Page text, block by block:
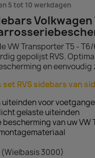
5 tot 10 werkdagen
Volkwagen
VW Transporter T5 -
gepolijst RVS.
en eenvoudig
RVS sidebars van
uiteinden voor
gelaste uiteinden
van uw VW
(Wielbasis 3000)